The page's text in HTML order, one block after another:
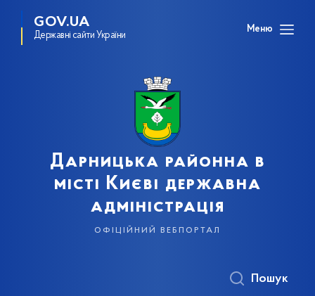
GOV.UA
Державні сайти України
Меню
Дарницька районна в
місті Києві державна
адміністрація
офіційний вебпортал
Пошук